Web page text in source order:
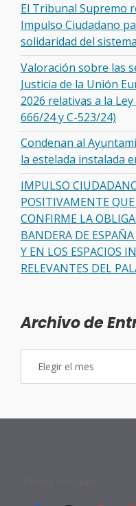
El Tribunal Supremo
Impulso Ciudadano
solidaridad del
Valoración sobre las
Justicia de la Unión
2026 relativas a la
666/24 y C-523/24)
Condenan al
la estelada instalada
IMPULSO
POSITIVAMENTE
CONFIRME LA
BANDERA DE
Y EN LOS ESPACIOS
RELEVANTES DEL
Archivo de